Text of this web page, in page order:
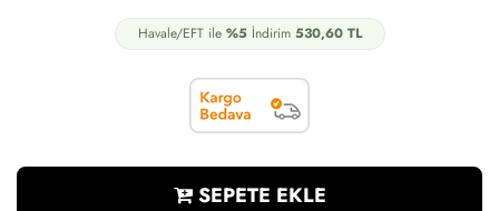
Havale/EFT ile %5İndirim 530,60TL
SEPETE EKLE